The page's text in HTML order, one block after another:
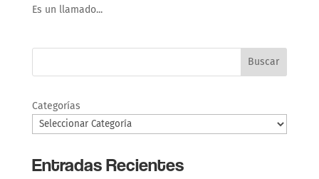
Es un llamado...
Buscar
Categorías
Entradas Recientes